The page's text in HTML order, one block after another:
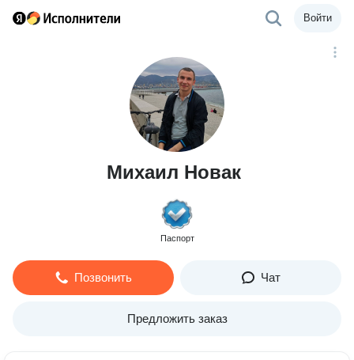
Войти
Михаил Новак
Паспорт
Позвонить Чат
Предложить заказ